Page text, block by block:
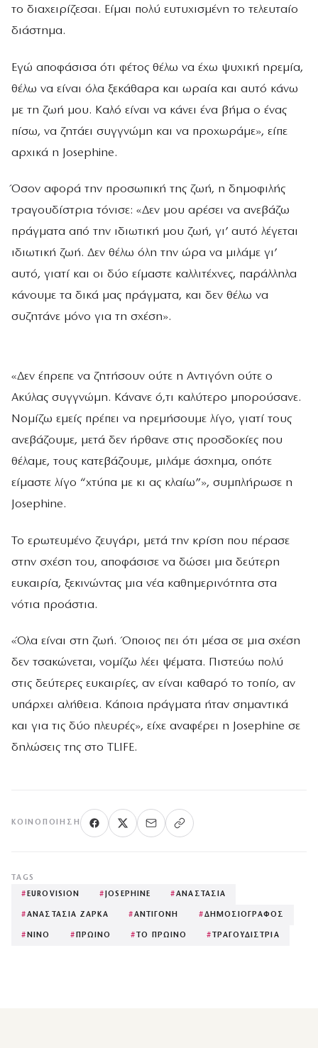
το διαχειρίζεσαι. Είμαι πολύ ευτυχισμένη το τελευταίο
διάστημα.
Εγώ αποφάσισα ότι φέτος θέλω να έχω ψυχική ηρεμία,
θέλω να είναι όλα ξεκάθαρα και ωραία και αυτό κάνω
με τη ζωή μου. Καλό είναι να κάνει ένα βήμα ο ένας
πίσω, να ζητάει συγγνώμη και να προχωράμε», είπε
αρχικά η Josephine.
Όσον αφορά την προσωπική της ζωή, η δημοφιλής
τραγουδίστρια τόνισε: «Δεν μου αρέσει να ανεβάζω
πράγματα από την ιδιωτική μου ζωή, γι’ αυτό λέγεται
ιδιωτική ζωή. Δεν θέλω όλη την ώρα να μιλάμε γι’
αυτό, γιατί και οι δύο είμαστε καλλιτέχνες, παράλληλα
κάνουμε τα δικά μας πράγματα, και δεν θέλω να
συζητάνε μόνο για τη σχέση».
«Δεν έπρεπε να ζητήσουν ούτε η Αντιγόνη ούτε ο
Ακύλας συγγνώμη. Κάνανε ό,τι καλύτερο μπορούσανε.
Νομίζω εμείς πρέπει να ηρεμήσουμε λίγο, γιατί τους
ανεβάζουμε, μετά δεν ήρθανε στις προσδοκίες που
θέλαμε, τους κατεβάζουμε, μιλάμε άσχημα, οπότε
είμαστε λίγο “χτύπα με κι ας κλαίω”», συμπλήρωσε η
Josephine.
Το ερωτευμένο ζευγάρι, μετά την κρίση που πέρασε
στην σχέση του, αποφάσισε να δώσει μια δεύτερη
ευκαιρία, ξεκινώντας μια νέα καθημερινότητα στα
νότια προάστια.
«Όλα είναι στη ζωή. Όποιος πει ότι μέσα σε μια σχέση
δεν τσακώνεται, νομίζω λέει ψέματα. Πιστεύω πολύ
στις δεύτερες ευκαιρίες, αν είναι καθαρό το τοπίο, αν
υπάρχει αλήθεια. Κάποια πράγματα ήταν σημαντικά
και για τις δύο πλευρές», είχε αναφέρει η Josephine σε
δηλώσεις της στο TLIFE.
ΚΟΙΝΟΠΟΊΗΣΗ
TAGS
# EUROVISION # JOSEPHINE #ΑΝΑΣΤΑΣΙΑ
#ΑΝΑΣΤΑΣΙΑ ΖΑΡΚΑ #ΑΝΤΙΓΟΝΗ #ΔΗΜΟΣΙΟΓΡΑΦΟΣ
# ΝΙΝΟ # ΠΡΩΙΝΟ # ΤΟ ΠΡΩΙΝΟ # ΤΡΑΓΟΥΔΙΣΤΡΙΑ